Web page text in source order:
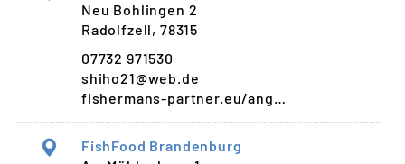
Neu Bohlingen 2
Radolfzell, 78315
07732 971530
shiho21@web.de
fishermans-partner.eu/ang…
FishFood Brandenburg